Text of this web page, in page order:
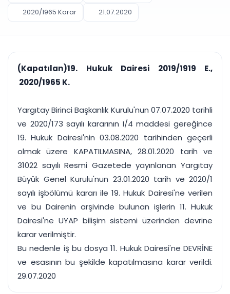
PLANLAMA & TAKİP
Pano ve Takip
Duruşma ve görev
takvimi
Hatırlatma ve
takibi
Tek panelde uçtan uca yönetim
UYAP & UETS entegrasyonundan finansa, hepsi bir arada.
Tüm özellikleri inceleyin Ücretsiz Başlayın
2020/1965 Karar
21.07.2020
(Kapatılan)19. Hukuk Dairesi 2019/1919 E.,
2020/1965 K.
Yargıtay Birinci Başkanlık Kurulu'nun 07.07.2020 tarihli
ve 2020/173 sayılı kararının I/4 maddesi gereğince
19. Hukuk Dairesi'nin 03.08.2020 tarihinden geçerli
olmak üzere KAPATILMASINA, 28.01.2020 tarih ve
31022 sayılı Resmi Gazetede yayınlanan Yargıtay
Büyük Genel Kurulu'nun 23.01.2020 tarih ve 2020/1
sayılı işbölümü kararı ile 19. Hukuk Dairesi'ne verilen
ve bu Dairenin arşivinde bulunan işlerin 11. Hukuk
Dairesi'ne UYAP bilişim sistemi üzerinden devrine
karar verilmiştir.
Bu nedenle iş bu dosya 11. Hukuk Dairesi'ne DEVRİNE
ve esasının bu şekilde kapatılmasına karar verildi.
29.07.2020